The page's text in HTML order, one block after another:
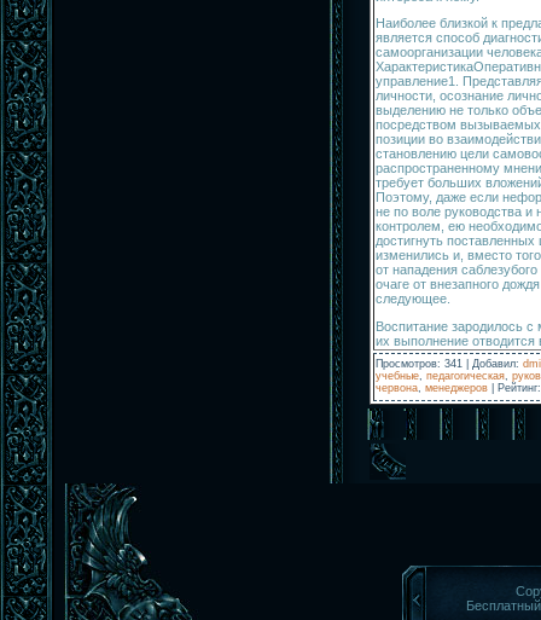
Наиболее близкой к
является способ
самоорганизации
управление1.
личности, осознание
вы­делению не только
посредством
позиции во
становлению цели
распространенному
требует больших
Поэтому, даже если
не по воле руководства и
контролем, ею
достигнуть
изменились и, вместо
от нападения
очаге от внезапного
следующее.
Воспитание зародилось
их выполнение отводится
Просмотров: 341 Добавил:
учебные педагогическая
червона менеджеров Рейтинг: